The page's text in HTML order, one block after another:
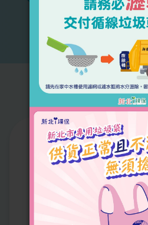
115年7月全市垃
統計
Statistic